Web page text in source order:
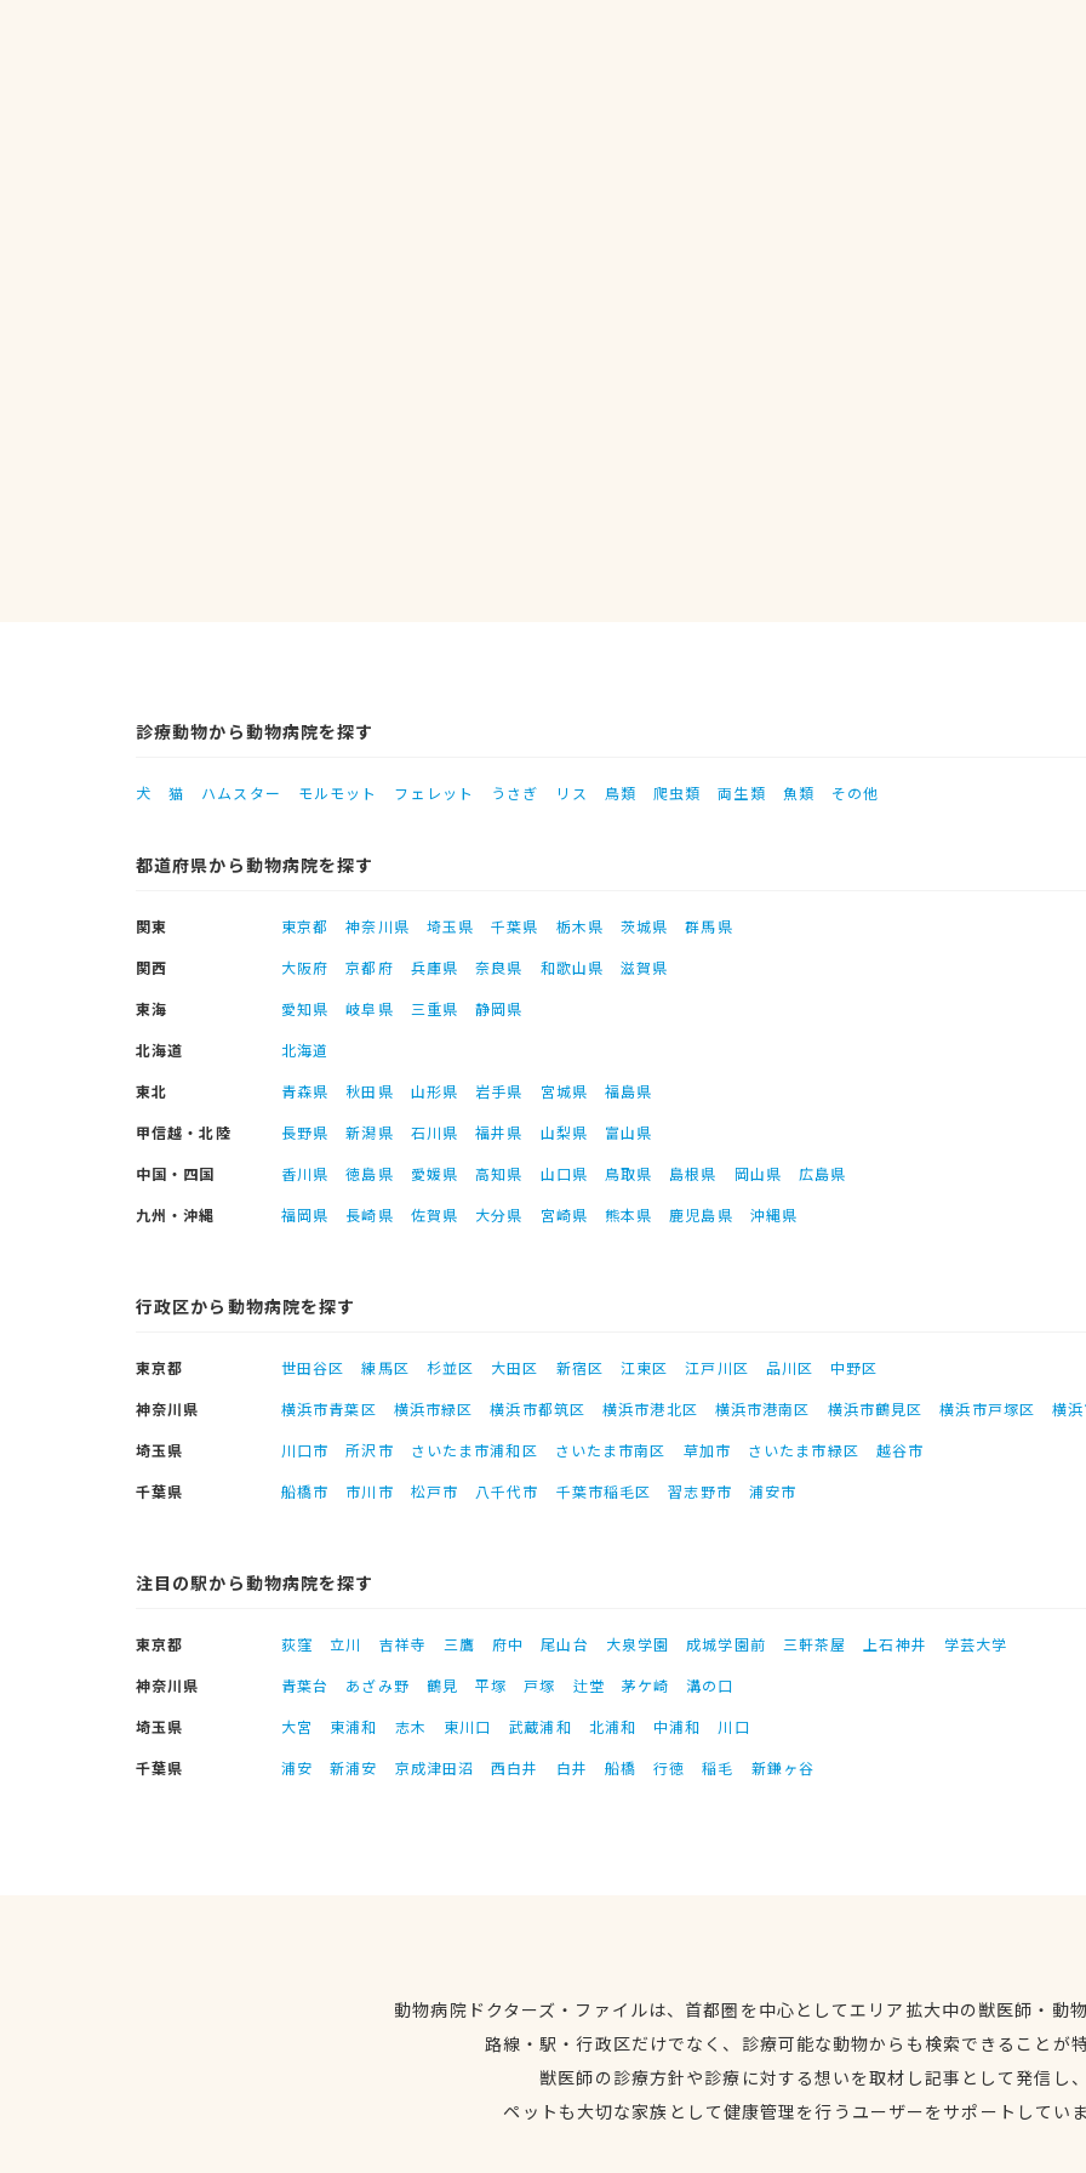
診療動物から動物病院を探す
犬 猫 ハムスター モルモット フェレット うさぎ リス 鳥類 爬虫類 両生類 魚類 その他
都道府県から動物病院を探す
関東 東京都 神奈川県 埼玉県 千葉県 栃木県 茨城県
群馬県
関西
大阪府 京都府 兵庫県 奈良県 和歌山県
滋賀県
東海
愛知県 岐阜県 三重県
静岡県
北海道
北海道
東北
青森県 秋田県 山形県 岩手県 宮城県
福島県
甲信越・北陸
長野県 新潟県 石川県 福井県 山梨県
富山県
中国・四国
香川県 徳島県 愛媛県 高知県 山口県 鳥取県 島根県 岡山県
広島県
九州・沖縄
福岡県 長崎県 佐賀県 大分県 宮崎県 熊本県 鹿児島県 沖縄県
行政区から動物病院を探す
東京都 世田谷区 練馬区 杉並区 大田区 新宿区 江東区 江戸川区 品川区
中野区
神奈川県
横浜市青葉区 横浜市緑区 横浜市都筑区 横浜市港北区 横浜市港南区 横浜市鶴見区 横浜市戸塚区
横
埼玉県
川口市 所沢市 さいたま市浦和区 さいたま市南区 草加市 さいたま市緑区
越谷市
千葉県
船橋市 市川市 松戸市 八千代市 千葉市稲毛区 習志野市 浦安市
注目の駅から動物病院を探す
東京都 荻窪 立川 吉祥寺 三鷹 府中 尾山台 大泉学園 成城学園前 三軒茶屋 上石神井
学芸大学
神奈川県
青葉台 あざみ野 鶴見 平塚 戸塚 辻堂 茅ケ崎
溝の口
埼玉県
大宮 東浦和 志木 東川口 武蔵浦和 北浦和 中浦和
川口
千葉県
浦安 新浦安 京成津田沼 西白井 白井 船橋 行徳 稲毛 新鎌ヶ谷
動物病院ドクターズ・ファイルは、首都圏を中心としてエリア拡大中の獣医師・動
路線・駅・行政区だけでなく、診療可能な動物からも検索できることが
獣医師の診療方針や診療に対する想いを取材し記事として発信し
ペットも大切な家族として健康管理を行うユーザーをサポートしてい